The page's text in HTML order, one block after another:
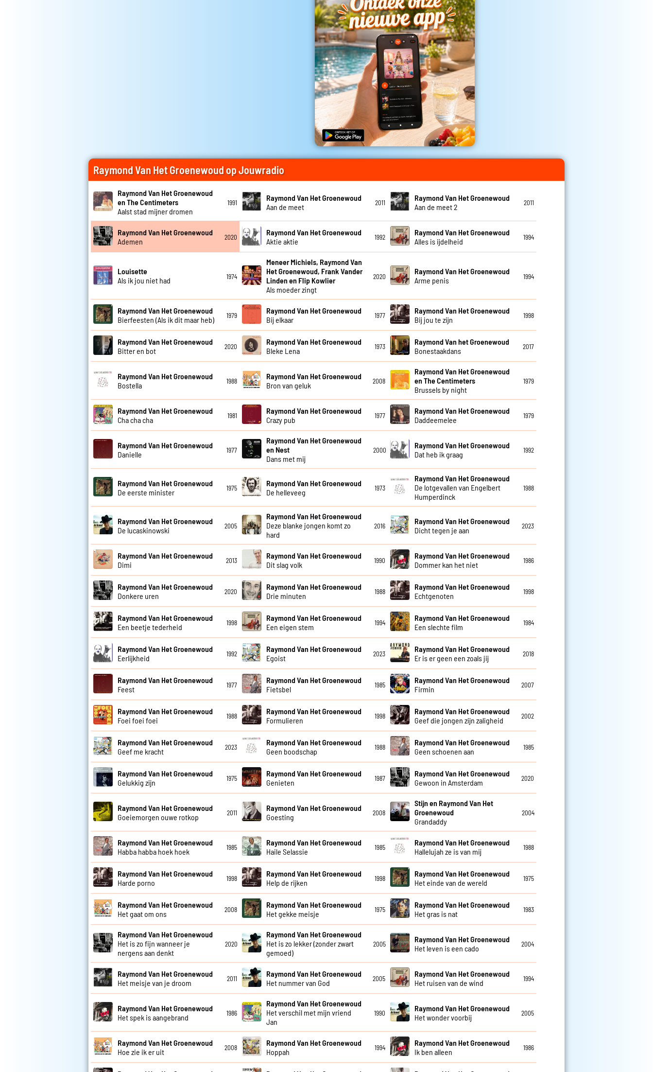
Raymond Van Het Groenewoud op Jouwradio
Raymond Van Het Groenewoud
en The Centimeters
Aalst stad mijner dromen
1991
Raymond Van Het Groenewoud
Aan de meet
2011
Raymond Van Het Groenewoud
Aan de meet 2
2011
Raymond Van Het Groenewoud
Ademen
2020
Raymond Van Het Groenewoud
Aktie aktie
1992
Raymond Van Het Groenewoud
Alles is ijdelheid
1994
Louisette
Als ik jou niet had
1974
Meneer Michiels, Raymond Van
Het Groenewoud, Frank Vander
Linden en Flip Kowlier
Als moeder zingt
2020
Raymond Van Het Groenewoud
Arme penis
1994
Raymond Van Het Groenewoud
Bierfeesten (Als ik dit maar heb)
1979
Raymond Van Het Groenewoud
Bij elkaar
1977
Raymond Van Het Groenewoud
Bij jou te zijn
1998
Raymond Van Het Groenewoud
Bitter en bot
2020
Raymond Van Het Groenewoud
Bleke Lena
1973
Raymond Van het Groenewoud
Bonestaakdans
2017
Raymond Van Het Groenewoud
Bostella
1988
Raymond Van Het Groenewoud
Bron van geluk
2008
Raymond Van Het Groenewoud
en The Centimeters
Brussels by night
1979
Raymond Van Het Groenewoud
Cha cha cha
1981
Raymond Van Het Groenewoud
Crazy pub
1977
Raymond Van Het Groenewoud
Daddeemelee
1979
Raymond Van Het Groenewoud
Danielle
1977
Raymond Van Het Groenewoud
en Nest
Dans met mij
2000
Raymond Van Het Groenewoud
Dat heb ik graag
1992
Raymond Van Het Groenewoud
De eerste minister
1975
Raymond Van Het Groenewoud
De helleveeg
1973
Raymond Van Het Groenewoud
De lotgevallen van Engelbert
Humperdinck
1988
Raymond Van Het Groenewoud
De lucaskinowski
2005
Raymond Van Het Groenewoud
Deze blanke jongen komt zo
hard
2016
Raymond Van Het Groenewoud
Dicht tegen je aan
2023
Raymond Van Het Groenewoud
Dimi
2013
Raymond Van Het Groenewoud
Dit slag volk
1990
Raymond Van Het Groenewoud
Dommer kan het niet
1986
Raymond Van Het Groenewoud
Donkere uren
2020
Raymond Van Het Groenewoud
Drie minuten
1988
Raymond Van Het Groenewoud
Echtgenoten
1998
Raymond Van Het Groenewoud
Een beetje tederheid
1998
Raymond Van Het Groenewoud
Een eigen stem
1994
Raymond Van Het Groenewoud
Een slechte film
1984
Raymond Van Het Groenewoud
Eerlijkheid
1992
Raymond Van Het Groenewoud
Egoist
2023
Raymond Van Het Groenewoud
Er is er geen een zoals jij
2018
Raymond Van Het Groenewoud
Feest
1977
Raymond Van Het Groenewoud
Fietsbel
1985
Raymond Van Het Groenewoud
Firmin
2007
Raymond Van Het Groenewoud
Foei foei foei
1988
Raymond Van Het Groenewoud
Formulieren
1998
Raymond Van Het Groenewoud
Geef die jongen zijn zaligheid
2002
Raymond Van Het Groenewoud
Geef me kracht
2023
Raymond Van Het Groenewoud
Geen boodschap
1988
Raymond Van Het Groenewoud
Geen schoenen aan
1985
Raymond Van Het Groenewoud
Gelukkig zijn
1975
Raymond Van Het Groenewoud
Genieten
1987
Raymond Van Het Groenewoud
Gewoon in Amsterdam
2020
Raymond Van Het Groenewoud
Goeiemorgen ouwe rotkop
2011
Raymond Van Het Groenewoud
Goesting
2008
Stijn en Raymond Van Het
Groenewoud
Grandaddy
2004
Raymond Van Het Groenewoud
Habba habba hoek hoek
1985
Raymond Van Het Groenewoud
Haile Selassie
1985
Raymond Van Het Groenewoud
Hallelujah ze is van mij
1988
Raymond Van Het Groenewoud
Harde porno
1998
Raymond Van Het Groenewoud
Help de rijken
1998
Raymond Van Het Groenewoud
Het einde van de wereld
1975
Raymond Van Het Groenewoud
Het gaat om ons
2008
Raymond Van Het Groenewoud
Het gekke meisje
1975
Raymond Van Het Groenewoud
Het gras is nat
1983
Raymond Van Het Groenewoud
Het is zo fijn wanneer je
nergens aan denkt
2020
Raymond Van Het Groenewoud
Het is zo lekker (zonder zwart
gemoed)
2005
Raymond Van Het Groenewoud
Het leven is een cado
2004
Raymond Van Het Groenewoud
Het meisje van je droom
2011
Raymond Van Het Groenewoud
Het nummer van God
2005
Raymond Van Het Groenewoud
Het ruisen van de wind
1994
Raymond Van Het Groenewoud
Het spek is aangebrand
1986
Raymond Van Het Groenewoud
Het verschil met mijn vriend
Jan
1990
Raymond Van Het Groenewoud
Het wonder voorbij
2005
Raymond Van Het Groenewoud
Hoe zie ik er uit
2008
Raymond Van Het Groenewoud
Hoppah
1994
Raymond Van Het Groenewoud
Ik ben alleen
1986